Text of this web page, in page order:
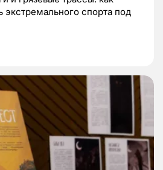
экстремального спорта под